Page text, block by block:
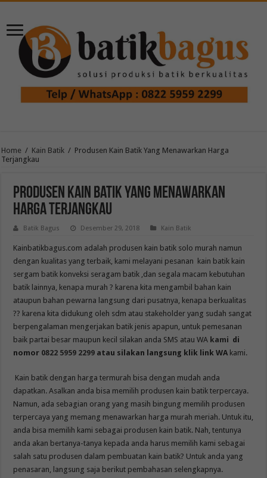
Home / Kain Batik / Produsen Kain Batik Yang Menawarkan Harga
Terjangkau
Produsen Kain Batik Yang Menawarkan
Harga Terjangkau
Batik Bagus Desember 29, 2018 Kain Batik
Kainbatikbagus.com adalah produsen kain batik solo murah namun
dengan kualitas yang terbaik, kami melayani pesanan kain batik kain
sergam batik konveksi seragam batik ,dan segala macam kebutuhan
batik lainnya, kenapa murah ? karena kita mengambil bahan kain
ataupun bahan pewarna langsung dari pusatnya, kenapa berkualitas
?? karena kita didukung oleh sdm atau stakeholder yang sudah sangat
berpengalaman mengerjakan batik jenis apapun, untuk pemesanan
baik partai besar maupun kecil silakan anda SMS atau WA kami di
nomor 0822 5959 2299 atau silakan langsung klik link WA kami.
Kain batik dengan harga termurah bisa dengan mudah anda
dapatkan. Asalkan anda bisa memilih produsen kain batik terpercaya.
Namun, ada sebagian orang yang masih bingung memilih produsen
terpercaya yang memang menawarkan harga murah meriah. Untuk itu,
anda bisa memilih kami sebagai produsen kain batik. Nah, tentunya
anda akan bertanya-tanya kepada anda harus memilih kami sebagai
salah satu produsen dalam pembuatan kain batik? Untuk anda yang
penasaran, langsung saja berikut pembahasan selengkapnya.